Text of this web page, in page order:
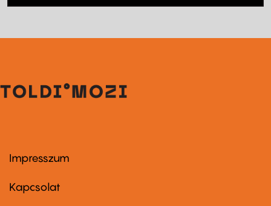
Footer
first
Impresszum
Kapcsolat